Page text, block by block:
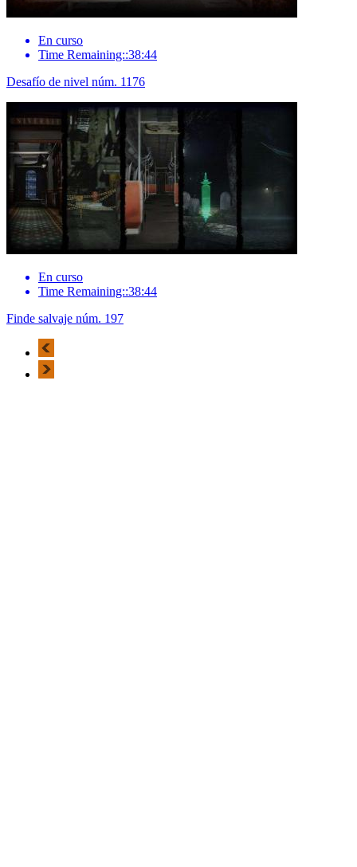
En curso
Time Remaining::38:44
Desafío de nivel núm. 1176
En curso
Time Remaining::38:44
Finde salvaje núm. 197